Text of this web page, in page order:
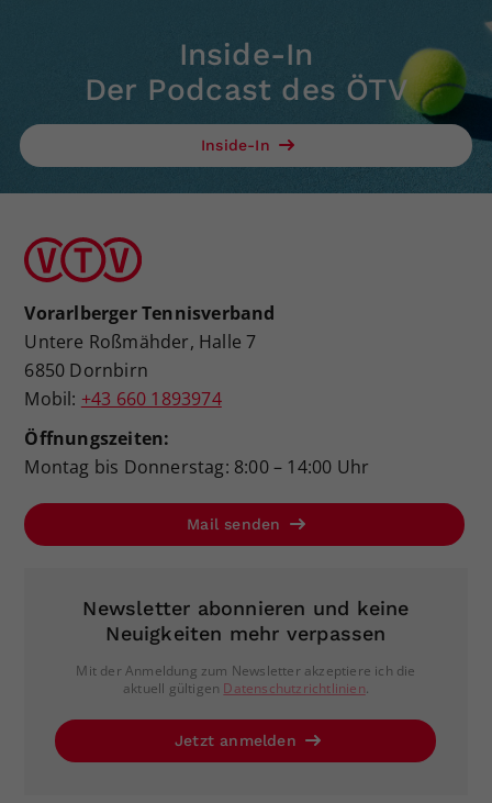
Inside-In
Der Podcast des ÖTV
Inside-In
Vorarlberger Tennisverband
Untere Roßmähder, Halle 7
6850 Dornbirn
Mobil: +43 660 1893974
Öffnungszeiten:
Montag bis Donnerstag: 8:00 – 14:00 Uhr
Mail senden
Newsletter abonnieren und keine
Neuigkeiten mehr verpassen
Mit der Anmeldung zum Newsletter akzeptiere ich die
aktuell gültigen Datenschutzrichtlinien.
Jetzt anmelden